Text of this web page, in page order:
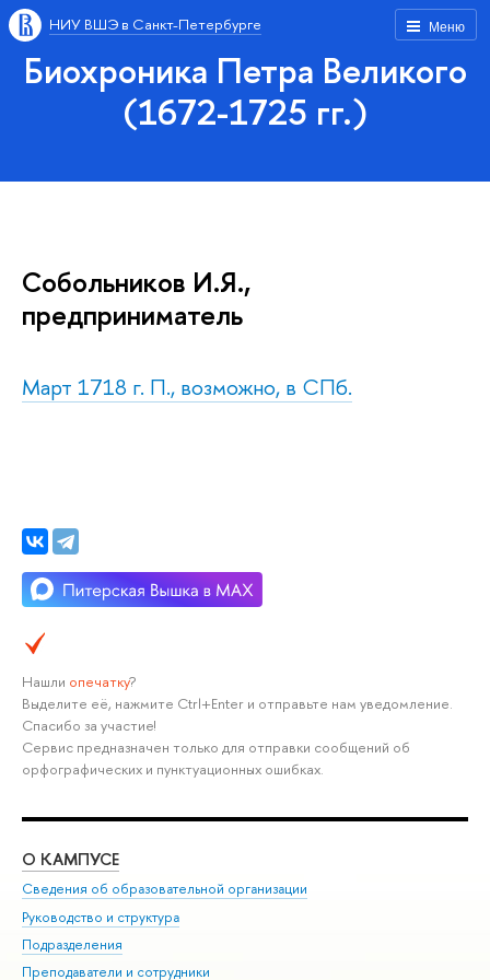
Меню
НИУ ВШЭ в Санкт-Петербурге
Биохроника Петра Великого
(1672-1725 гг.)
Собольников И.Я.,
предприниматель
Март 1718 г. П., возможно, в СПб.
Нашли опечатку?
Выделите её, нажмите Ctrl+Enter и отправьте нам уведомление.
Спасибо за участие!
Сервис предназначен только для отправки сообщений об
орфографических и пунктуационных ошибках.
О КАМПУСЕ
Сведения об образовательной организации
Руководство и структура
Подразделения
Преподаватели и сотрудники